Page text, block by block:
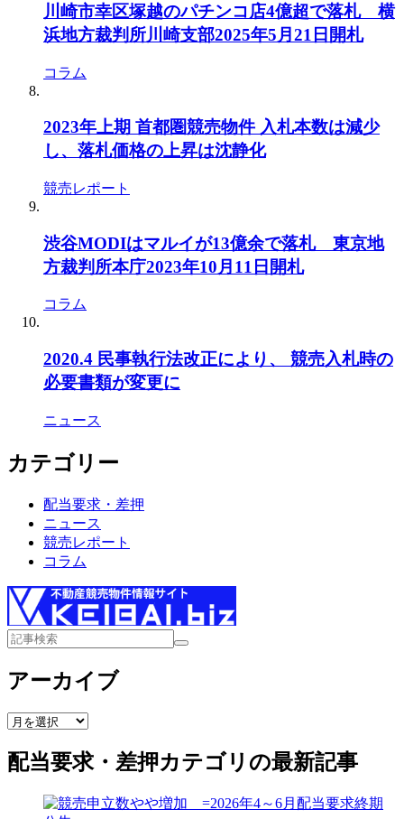
川崎市幸区塚越のパチンコ店4億超で落札 横
浜地方裁判所川崎支部2025年5月21日開札
コラム
2023年上期 首都圏競売物件 入札本数は減少
し、落札価格の上昇は沈静化
競売レポート
渋谷MODIはマルイが13億余で落札 東京地
方裁判所本庁2023年10月11日開札
コラム
2020.4 民事執行法改正により、 競売入札時の
必要書類が変更に
ニュース
カテゴリー
配当要求・差押
ニュース
競売レポート
コラム
アーカイブ
ア
カ
イ
配当要求・差押カテゴリの最新記事